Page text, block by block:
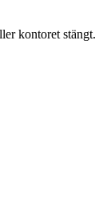
kontoret stängt.